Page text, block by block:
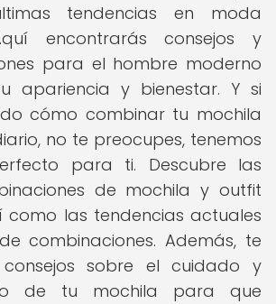
tendencias en moda
encontrarás consejos y
para el hombre moderno
apariencia y bienestar. Y si
cómo combinar tu mochila
no te preocupes, tenemos
para ti. Descubre las
de mochila y outfit
como las tendencias actuales
combinaciones. Además, te
consejos sobre el cuidado y
de tu mochila para que